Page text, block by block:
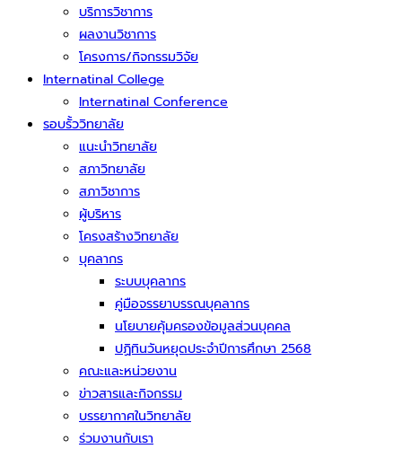
บริการวิชาการ
ผลงานวิชาการ
โครงการ/กิจกรรมวิจัย
Internatinal College
Internatinal Conference
รอบรั้ววิทยาลัย
แนะนำวิทยาลัย
สภาวิทยาลัย
สภาวิชาการ
ผู้บริหาร
โครงสร้างวิทยาลัย
บุคลากร
ระบบบุคลากร
คู่มือจรรยาบรรณบุคลากร
นโยบายคุ้มครองข้อมูลส่วนบุคคล
ปฏิทินวันหยุดประจำปีการศึกษา 2568
คณะและหน่วยงาน
ข่าวสารและกิจกรรม
บรรยากาศในวิทยาลัย
ร่วมงานกับเรา